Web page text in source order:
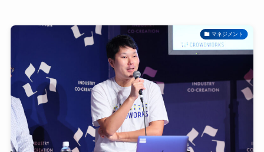
マネジメント